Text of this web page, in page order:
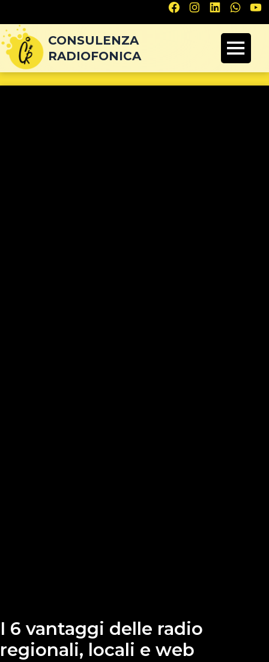
CONSULENZA
RADIOFONICA
I 6 vantaggi delle radio
regionali, locali e web